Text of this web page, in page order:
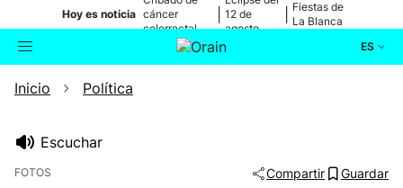
Hoy es noticia cáncer
colorrectal
12 de
agosto
Fiestas de
La Blanca
ES
Buscador
Inicio Política
Escuchar
FOTOS Compartir Guardar